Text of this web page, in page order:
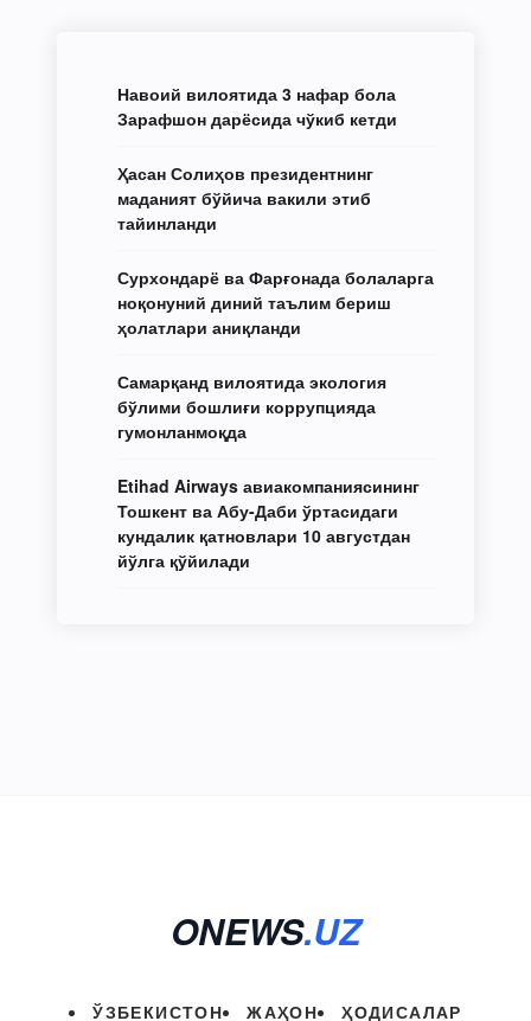
Навоий вилоятида 3 нафар бола
Зарафшон дарёсида чўкиб кетди
Ҳасан Солиҳов президентнинг
маданият бўйича вакили этиб
тайинланди
Сурхондарё ва Фарғонада болаларга
ноқонуний диний таълим бериш
ҳолатлари аниқланди
Самарқанд вилоятида экология
бўлими бошлиғи коррупцияда
гумонланмоқда
Etihad Airways авиакомпаниясининг
Тошкент ва Абу-Даби ўртасидаги
кундалик қатновлари 10 августдан
йўлга қўйилади
ONEWS.UZ
ЎЗБЕКИСТОН ЖАҲОН ҲОДИСАЛАР